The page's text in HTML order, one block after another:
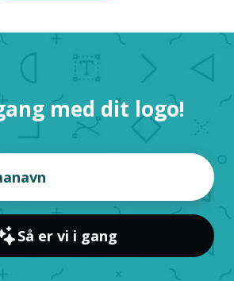
med dit logo!
Så er vi i gang